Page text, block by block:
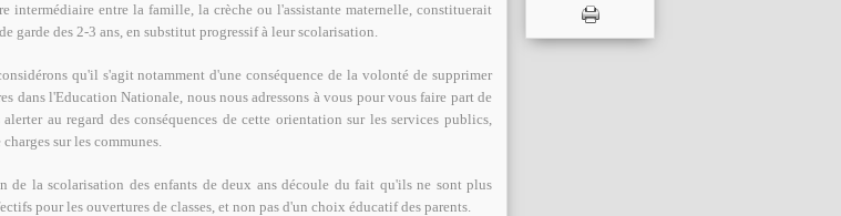
intermédiaire entre la famille, la crèche ou l'assistante maternelle, constituerait
garde des 2-3 ans, en substitut progressif à leur scolarisation.
qu'il s'agit notamment d'une conséquence de la volonté de supprimer
dans l'Education Nationale, nous nous adressons à vous pour vous faire part de
au regard des conséquences de cette orientation sur les services publics,
sur les communes.
la scolarisation des enfants de deux ans découle du fait qu'ils ne sont plus
pour les ouvertures de classes, et non pas d'un choix éducatif des parents.